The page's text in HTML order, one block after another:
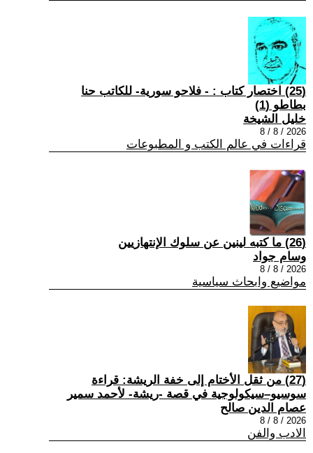
(25) اختصار كتاب : - فلاحو سورية- للكاتب حنا
بطاطو (1)
خليل الشيخة
2026 / 8 / 8
قراءات في عالم الكتب و المطبوعات
(26) ما كتبه لينين عن سلوك الإنتهازيين
وسام جواد
2026 / 8 / 8
مواضيع وابحاث سياسية
(27) من ثقل الأختام إلى خفة الريشة: قراءة
سوسيو–سيكولوجية في قصة -ريشة- لأحمد سمير
عصام الدين صالح
2026 / 8 / 8
الادب والفن